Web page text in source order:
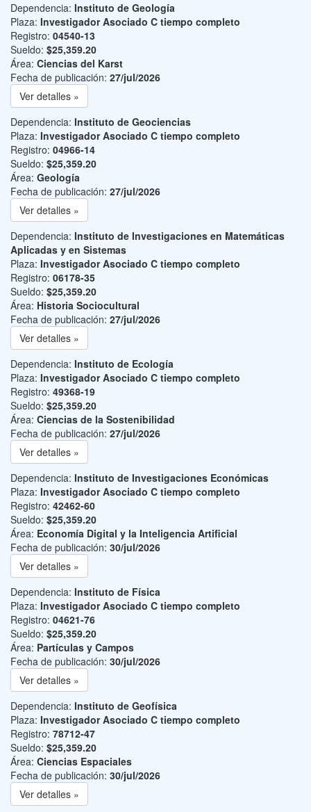
Dependencia: Instituto de Geología
Plaza: Investigador Asociado C tiempo completo
Registro: 04540-13
Sueldo: $25,359.20
Área: Ciencias del Karst
Fecha de publicación: 27/jul/2026
Ver detalles »
Dependencia: Instituto de Geociencias
Plaza: Investigador Asociado C tiempo completo
Registro: 04966-14
Sueldo: $25,359.20
Área: Geología
Fecha de publicación: 27/jul/2026
Ver detalles »
Dependencia: Instituto de Investigaciones en Matemáticas
Aplicadas y en Sistemas
Plaza: Investigador Asociado C tiempo completo
Registro: 06178-35
Sueldo: $25,359.20
Área: Historia Sociocultural
Fecha de publicación: 27/jul/2026
Ver detalles »
Dependencia: Instituto de Ecología
Plaza: Investigador Asociado C tiempo completo
Registro: 49368-19
Sueldo: $25,359.20
Área: Ciencias de la Sostenibilidad
Fecha de publicación: 27/jul/2026
Ver detalles »
Dependencia: Instituto de Investigaciones Económicas
Plaza: Investigador Asociado C tiempo completo
Registro: 42462-60
Sueldo: $25,359.20
Área: Economía Digital y la Inteligencia Artificial
Fecha de publicación: 30/jul/2026
Ver detalles »
Dependencia: Instituto de Física
Plaza: Investigador Asociado C tiempo completo
Registro: 04621-76
Sueldo: $25,359.20
Área: Partículas y Campos
Fecha de publicación: 30/jul/2026
Ver detalles »
Dependencia: Instituto de Geofísica
Plaza: Investigador Asociado C tiempo completo
Registro: 78712-47
Sueldo: $25,359.20
Área: Ciencias Espaciales
Fecha de publicación: 30/jul/2026
Ver detalles »